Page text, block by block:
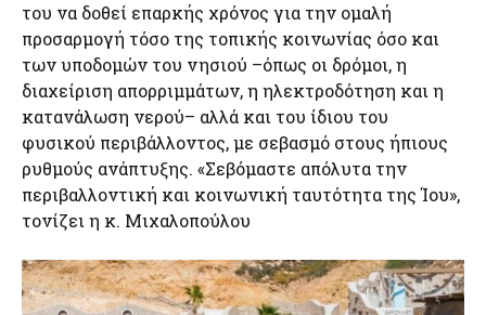
του να δοθεί επαρκής χρόνος για την ομαλή
προσαρμογή τόσο της τοπικής κοινωνίας όσο και
των υποδομών του νησιού –όπως οι δρόμοι, η
διαχείριση απορριμμάτων, η ηλεκτροδότηση και η
κατανάλωση νερού– αλλά και του ίδιου του
φυσικού περιβάλλοντος, με σεβασμό στους ήπιους
ρυθμούς ανάπτυξης. «Σεβόμαστε απόλυτα την
περιβαλλοντική και κοινωνική ταυτότητα της Ίου»,
τονίζει η κ. Μιχαλοπούλου